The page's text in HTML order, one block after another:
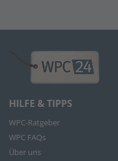
HILFE & TIPPS
WPC-Ratgeber
WPC FAQs
Über uns